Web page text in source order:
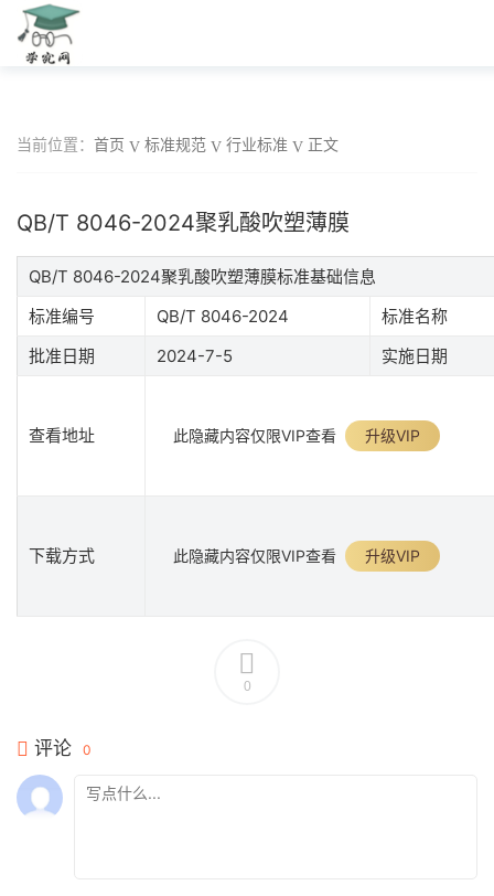
当前位置： 首页 标准规范 行业标准 正文
QB/T 8046-2024聚乳酸吹塑薄膜
QB/T 8046-2024聚乳酸吹塑薄膜标准基础信息
标准编号
QB/T 8046-2024
标准名称
批准日期
2024-7-5 实施日期
查看地址 此隐藏内容仅限VIP查看 升级VIP
下载方式 此隐藏内容仅限VIP查看 升级VIP
0
评论 0